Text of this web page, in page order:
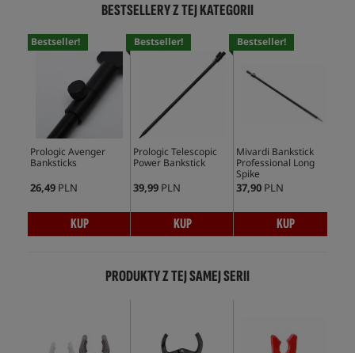
BESTSELLERY Z TEJ KATEGORII
Bestseller!
Prologic Avenger
Banksticks
26,49 PLN
KUP
Bestseller!
Prologic Telescopic
Power Bankstick
39,99 PLN
KUP
Bestseller!
Mivardi Bankstick
Professional Long
Spike
37,90 PLN
KUP
PRODUKTY Z TEJ SAMEJ SERII